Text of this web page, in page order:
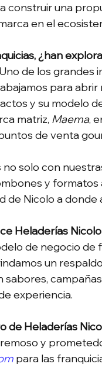
construir una
en el
¿han
de los grandes
para
y su modelo
matriz, Maema,
de venta
solo con
y
de Nicolo a donde
Heladerías
de negocio de
un
experiencia.
de Heladerías
y
para las